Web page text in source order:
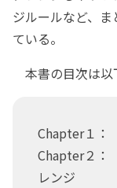
ジルールなど、
ている。
本書の目次は以
Chapter１：
Chapter２：
レンジ